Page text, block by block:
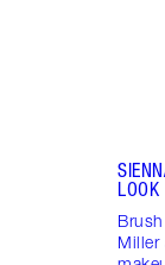
LOOK
Miller